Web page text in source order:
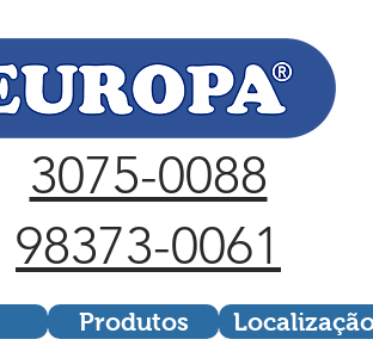
3075-0088
98373-0061
Produtos